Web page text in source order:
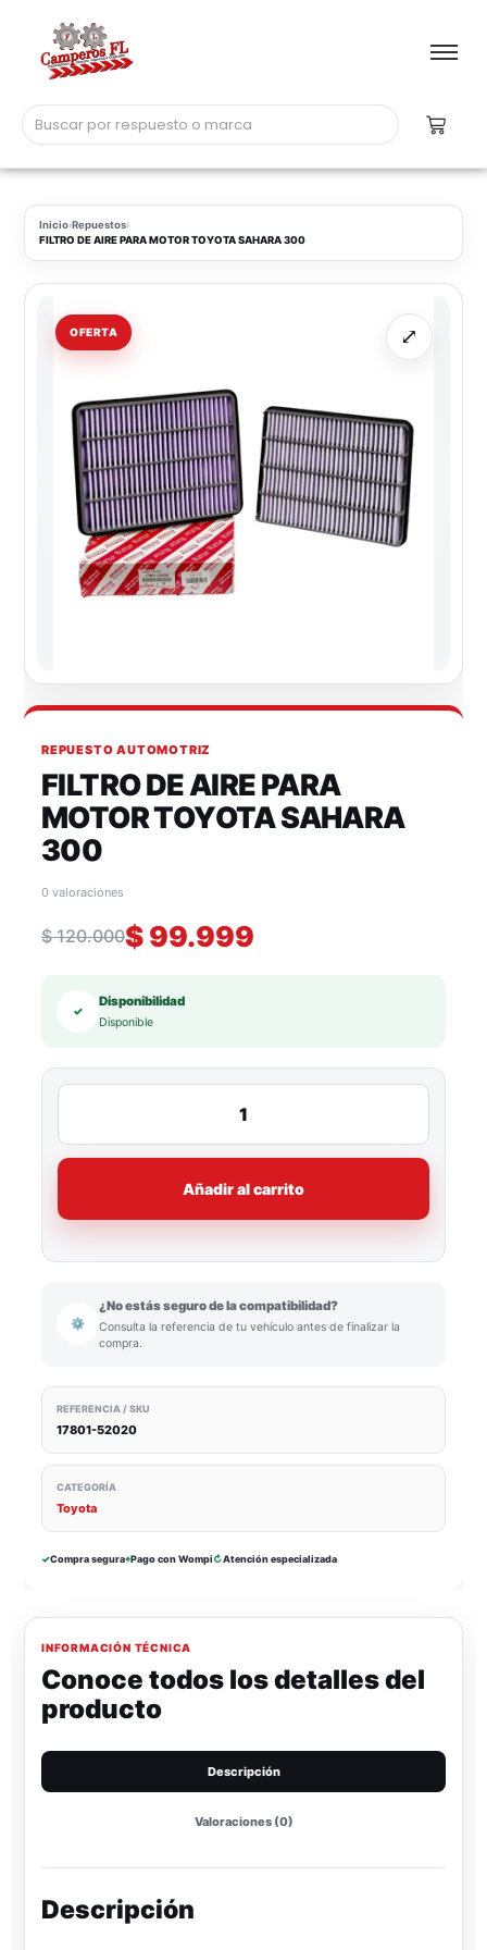
Inicio›Repuestos›
FILTRO DE AIRE PARA MOTOR TOYOTA SAHARA 300
OFERTA ⤢
REPUESTO AUTOMOTRIZ
FILTRO DE AIRE PARA
MOTOR TOYOTA SAHARA
300
0 valoraciones
$120.000$99.999
✓
Disponibilidad
Disponible
Añadir al carrito
⚙
¿No estás seguro de la compatibilidad?
Consulta la referencia de tu vehículo antes de finalizar la
compra.
REFERENCIA / SKU
17801-52020
CATEGORÍA
Toyota
✓Compra segura⌖Pago con Wompi↻Atención especializada
INFORMACIÓN TÉCNICA
Conoce todos los detalles del
producto
Descripción
Valoraciones (0)
Descripción